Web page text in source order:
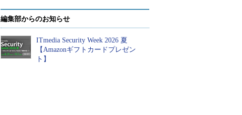
編集部からのお知らせ
ITmedia Security Week 2026 夏
【Amazonギフトカードプレゼン
ト】